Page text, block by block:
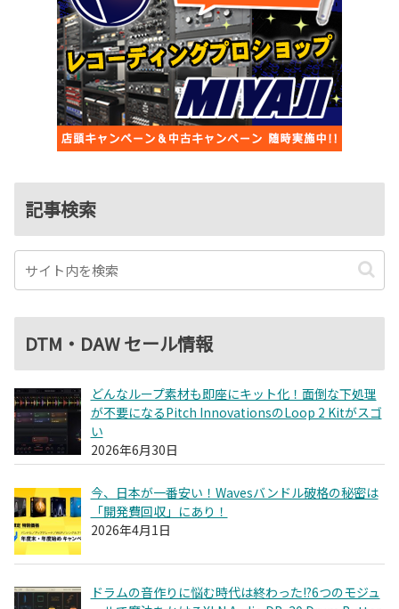
記事検索
DTM・DAW セール情報
どんなループ素材も即座にキット化！面倒な下処理
が不要になるPitch InnovationsのLoop 2 Kitがスゴ
い
2026年6月30日
今、日本が一番安い！Wavesバンドル破格の秘密は
「開発費回収」にあり！
2026年4月1日
ドラムの音作りに悩む時代は終わった!?6つのモジュ